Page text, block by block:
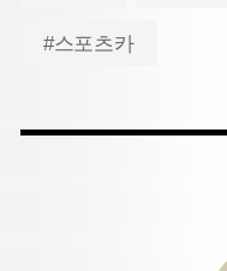
#스포츠카